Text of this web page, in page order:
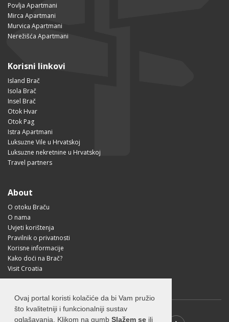
Ovaj portal koristi kolačiće da bi Vam pružio
što kvalitetniji i funkcionalniji sustav
oglašavanja. Klikom na gumb Slažem se ili
Povlja Apartmani
Mirca Apartmani
Murvica Apartmani
Nerežišća Apartmani
Korisni linkovi
Island Brač
Isola Brač
Insel Brač
Otok Hvar
Otok Pag
Istra Apartmani
Luksuzne Vile u Hrvatskoj
Luksuzne nekretnine u Hrvatskoj
Travel partners
About
O otoku Braču
O nama
Uvjeti korištenja
Pravilnik o privatnosti
Korisne informacije
Kako doći na Brač?
Visit Croatia